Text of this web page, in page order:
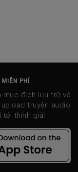
MIỄN PHÍ
mục đích lưu trữ và
truyện audio
tới thính giả!